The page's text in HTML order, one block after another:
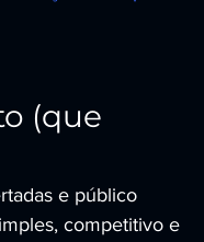
(que
e público
competitivo e